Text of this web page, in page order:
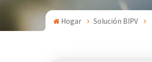
Hogar Solución BIPV